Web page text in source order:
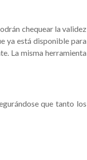
chequear la validez
ya está disponible para
La misma herramienta
que tanto los